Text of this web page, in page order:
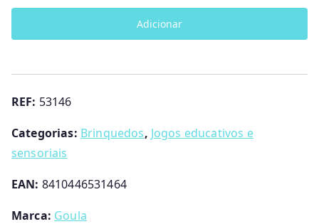
JOGO
Adicionar
REF: 53146
Categorias: Brinquedos, Jogos educativos e
sensoriais
EAN: 8410446531464
Marca: Goula